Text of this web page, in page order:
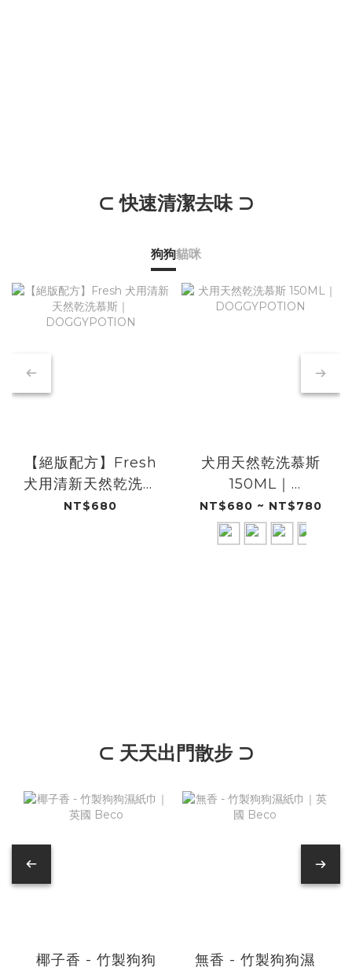
⊂ 快速清潔去味 ⊃
狗狗貓咪
【絕版配方】Fresh
犬用清新天然乾洗慕
斯｜
NT$680
犬用天然乾洗慕斯
150ML｜
DOGGYPOTION
NT$680 ~ NT$780
⊂ 天天出門散步 ⊃
椰子香 - 竹製狗狗
無香 - 竹製狗狗濕